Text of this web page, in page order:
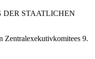
DER STAATLICHEN
Zentralexekutivkomitees 9.